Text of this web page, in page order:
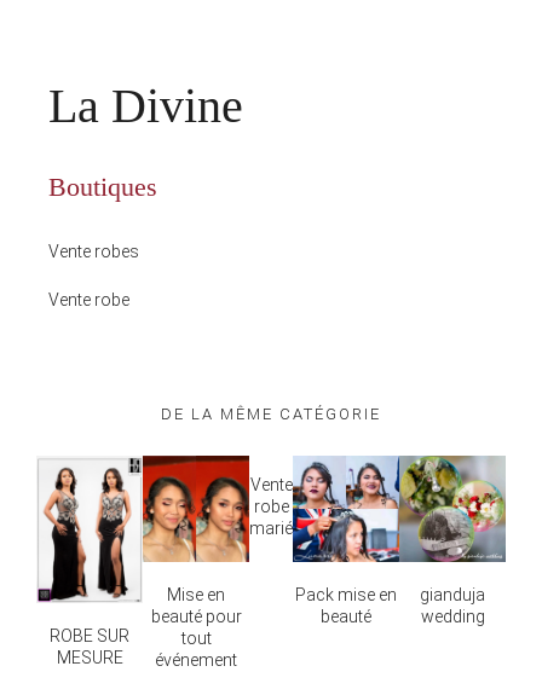
La Divine
Boutiques
Vente robes
Vente robe
DE LA MÊME CATÉGORIE
ROBE SUR
MESURE
Mise en
beauté pour
tout
événement
Vente
robe
marié
Pack mise en
beauté
gianduja
wedding